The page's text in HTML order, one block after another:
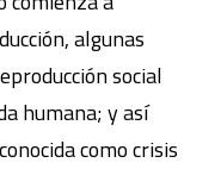
algunas
social
humana; y así
como crisis